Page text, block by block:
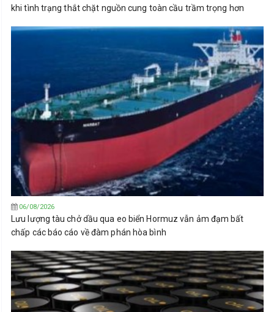
khi tình trạng thắt chặt nguồn cung toàn cầu trầm trọng hơn
06/08/2026
Lưu lượng tàu chở dầu qua eo biển Hormuz vẫn ảm đạm bất
chấp các báo cáo về đàm phán hòa bình